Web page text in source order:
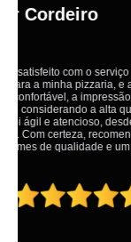
Ótimo
cliente em primeiro
aqui na 4M tudo é